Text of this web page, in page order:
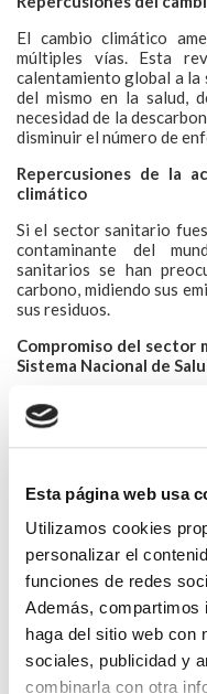
Esta página web usa
Utilizamos cookies
personalizar el
funciones de redes
Además, compartimos
haga del sitio web con
sociales, publicidad y
combinarla con otra
El cambio climático
múltiples vías. Esta
calentamiento global a la
del mismo en la salud,
necesidad de la
disminuir el número de
Repercusiones de la
climático
Si el sector sanitario
contaminante del
sanitarios se han
carbono, midiendo sus
sus residuos.
Compromiso del sector
Sistema Nacional de
Este documento fue
Colegio Oficial de
Aunque el destinatario
documento es el
conjunto de médicos
promueven la lucha
de cada especialidad
Accede al espacio del
Grupo de trabajo